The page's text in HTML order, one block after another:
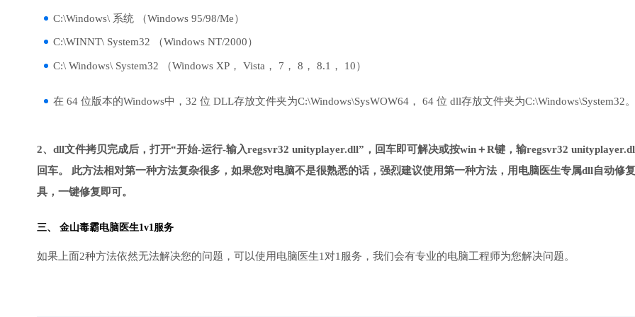
C:\Windows\ 系统 （Windows 95/98/Me）
C:\WINNT\ System32 （Windows NT/2000）
C:\ Windows\ System32 （Windows XP， Vista， 7， 8， 8.1， 10）
在 64 位版本的Windows中，32 位 DLL存放文件夹为C:\Windows\SysWOW64， 64 位 dll存放文件夹为C:\Windows\System32。
2、dll文件拷贝完成后，打开“开始-运行-输入regsvr32 unityplayer.dll”，回车即可解决或按win＋R键，输regsvr32
回车。 此方法相对第一种方法复杂很多，如果您对电脑不是很熟悉的话，强烈建议使用第一种方法，用电脑医生专属dll自动修
具，一键修复即可。
三、 金山毒霸电脑医生1v1服务
如果上面2种方法依然无法解决您的问题，可以使用电脑医生1对1服务，我们会有专业的电脑工程师为您解决问题。